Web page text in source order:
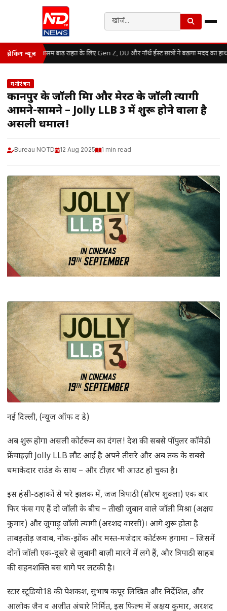
ब्रेकिंग न्यूज़ असम बाढ़ राहत के लिए Gen Z, DU और नॉर्थ ईस्ट छात्रों ने बढ़ाया मदद का हाथ
मनोरंजन
कानपुर के जॉली मिश्रा और मेरठ के जॉली त्यागी
आमने-सामने – Jolly LLB 3 में शुरू होने वाला है
असली धमाल!
Bureau NOTD 12 Aug 2025 1 min read
नई दिल्ली, (न्यूज ऑफ द डे)
अब शुरू होगा असली कोर्टरूम का दंगल! देश की सबसे पॉपुलर कॉमेडी
फ्रेंचाइज़ी Jolly LLB लौट आई है अपने तीसरे और अब तक के सबसे
धमाकेदार राउंड के साथ – और टीज़र भी आउट हो चुका है।
इस हंसी-ठहाकों से भरे झलक में, जज त्रिपाठी (सौरभ शुक्ला) एक बार
फिर फंस गए हैं दो जॉली के बीच – तीखी ज़ुबान वाले जॉली मिश्रा (अक्षय
कुमार) और जुगाड़ू जॉली त्यागी (अरशद वारसी)। आगे शुरू होता है
ताबड़तोड़ जवाब, नोक-झोंक और मस्त-मजेदार कोर्टरूम हंगामा – जिसमें
दोनों जॉली एक-दूसरे से ज़ुबानी बाज़ी मारने में लगे हैं, और त्रिपाठी साहब
की सहनशक्ति बस धागे पर लटकी है।
स्टार स्टूडियो18 की पेशकश, सुभाष कपूर लिखित और निर्देशित, और
आलोक जैन व अजीत अंधारे निर्मित, इस फिल्म में अक्षय कुमार, अरशद